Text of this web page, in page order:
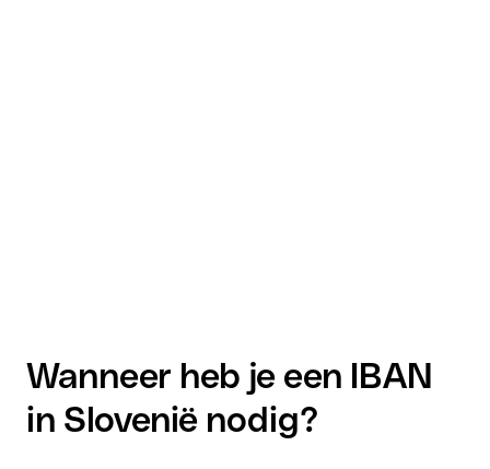
Wanneer heb je een IBAN
in Slovenië nodig?